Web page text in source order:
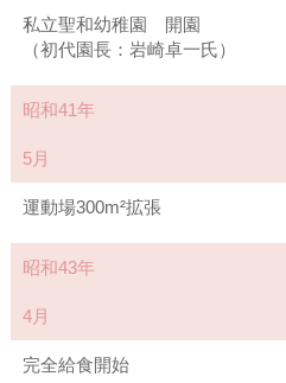
私立聖和幼稚園 開園
（初代園長：岩崎卓一氏）
昭和41年
5月
運動場300m²拡張
昭和43年
4月
完全給食開始